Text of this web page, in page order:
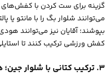
گزینه برای ست کردن با
می‌توانند شلوار بگ را با مانتو یا
بپوشند؛ آقایان نیز می‌توانند
کفش ورزشی ترکیب کنند تا
۳. ترکیب کتانی با شلوار جین؛ همیشه روی مد!